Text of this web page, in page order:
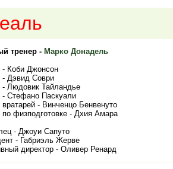
тренер - Марко Донадель
- Коби Джонсон
- Дэвид Соври
- Людовик Тайландье
- Стефано Паскуали
вратарей - Винченцо Бенвенуто
по физподготовке - Дхия Амара
- Джоуи Сапуто
- Габриэль Жерве
директор - Оливер Ренард